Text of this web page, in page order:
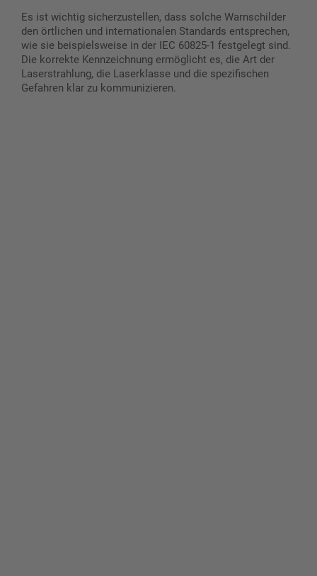
Es ist wichtig sicherzustellen, dass solche Warnschilder
den örtlichen und internationalen Standards entsprechen,
wie sie beispielsweise in der IEC 60825-1 festgelegt sind.
Die korrekte Kennzeichnung ermöglicht es, die Art der
Laserstrahlung, die Laserklasse und die spezifischen
Gefahren klar zu kommunizieren.